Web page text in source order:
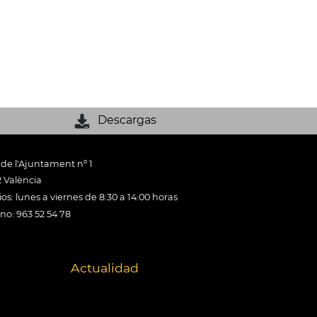
Descargas
l'Ajuntament nº 1
València
lunes a viernes de 8:30 a 14:00 horas
963 52 54 78
Actualidad